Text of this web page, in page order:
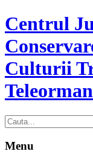
Centrul
Culturii
Teleorman
Menu